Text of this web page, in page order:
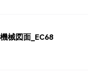
機械図面_EC68